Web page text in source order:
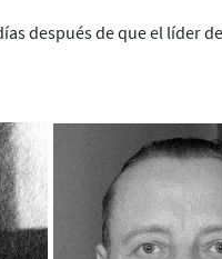
después de que el líder